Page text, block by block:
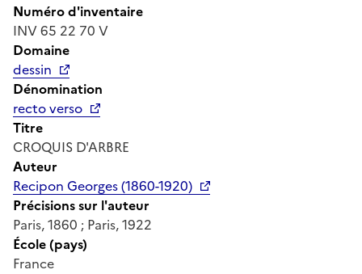
Numéro d'inventaire
INV 65 22 70 V
Domaine
dessin
Dénomination
recto verso
Titre
CROQUIS D'ARBRE
Auteur
Recipon Georges (1860-1920)
Précisions sur l'auteur
Paris, 1860 ; Paris, 1922
École (pays)
France